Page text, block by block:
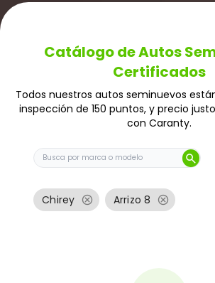
Catálogo de Autos
Certificados
Todos nuestros autos seminuevos
inspección de 150 puntos, y precio
con Caranty.
Buscar auto por marca o modelo
search
Chirey cancel Arrizo 8 cancel